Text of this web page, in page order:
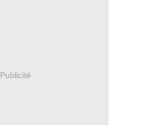
Publicité